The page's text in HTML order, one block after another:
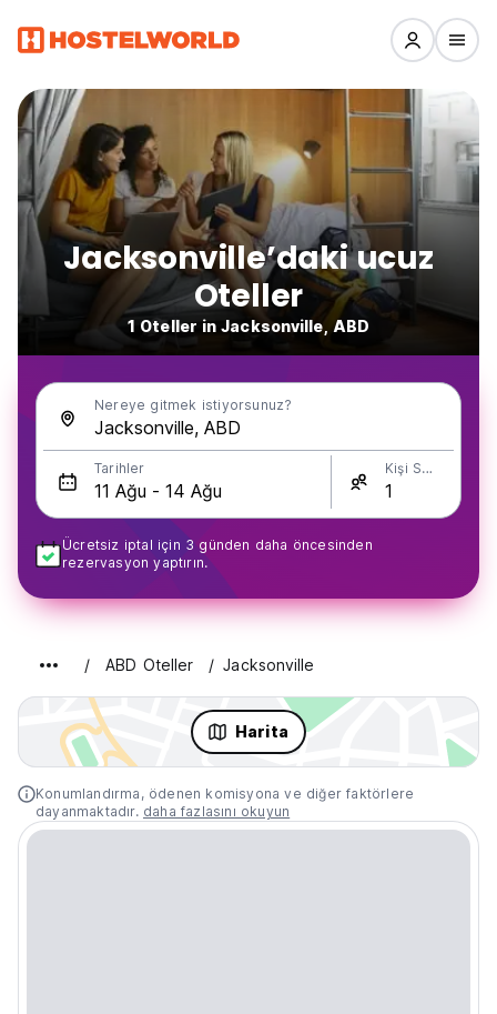
Jacksonville’daki ucuz
Oteller
1 Oteller in Jacksonville, ABD
Nereye gitmek istiyorsunuz?
Tarihler Kişi Sayısı
Ücretsiz iptal için 3 günden daha öncesinden
rezervasyon yaptırın.
ABD Oteller Jacksonville
Harita
Konumlandırma, ödenen komisyona ve diğer faktörlere
dayanmaktadır. daha fazlasını okuyun